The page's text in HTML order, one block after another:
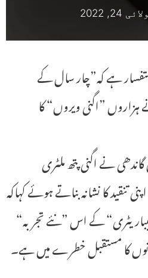
24, 2022
ہے کہ”چار سال کے
ہزاروں ”اگنی ویروں“ کا
نے اگنی پتھ ملٹری
تنقید کا نشانہ بناتے ہوئے کہاکہ
کے اس ”نئے تجربہ“
کا مستقبل خطرے میں ہے۔